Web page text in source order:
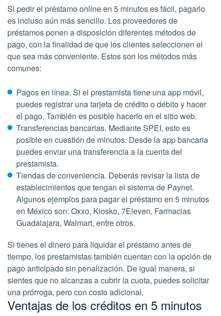
Si pedir el préstamo online en 5 minutos es fácil, pagarlo
es incluso aún más sencillo. Los proveedores de
préstamos ponen a disposición diferentes métodos de
pago, con la finalidad de que los clientes seleccionen el
que sea más conveniente. Estos son los métodos más
comunes:
Pagos en línea. Si el prestamista tiene una app móvil,
puedes registrar una tarjeta de crédito o débito y hacer
el pago. También es posible hacerlo en el sitio web.
Transferencias bancarias. Mediante SPEI, esto es
posible en cuestión de minutos. Desde la app bancaria
puedes enviar una transferencia a la cuenta del
prestamista.
Tiendas de conveniencia. Deberás revisar la lista de
establecimientos que tengan el sistema de Paynet.
Algunos ejemplos para pagar el préstamo en 5 minutos
en México son: Oxxo, Kiosko, 7Eleven, Farmacias
Guadalajara, Walmart, entre otros.
Si tienes el dinero para liquidar el préstamo antes de
tiempo, los prestamistas también cuentan con la opción de
pago anticipado sin penalización. De igual manera, si
sientes que no alcanzas a cubrir la cuota, puedes solicitar
una prórroga, pero con costo adicional.
Ventajas de los créditos en 5 minutos